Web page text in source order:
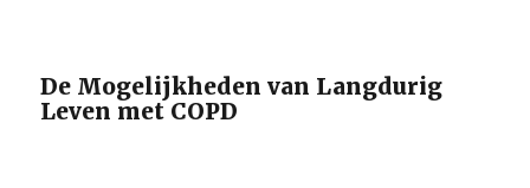
De Mogelijkheden van Langdurig
Leven met COPD